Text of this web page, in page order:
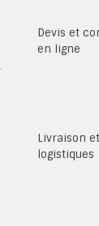
Devis et
en ligne
Livraison
logistiques